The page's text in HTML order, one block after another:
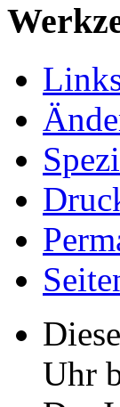
Uhr